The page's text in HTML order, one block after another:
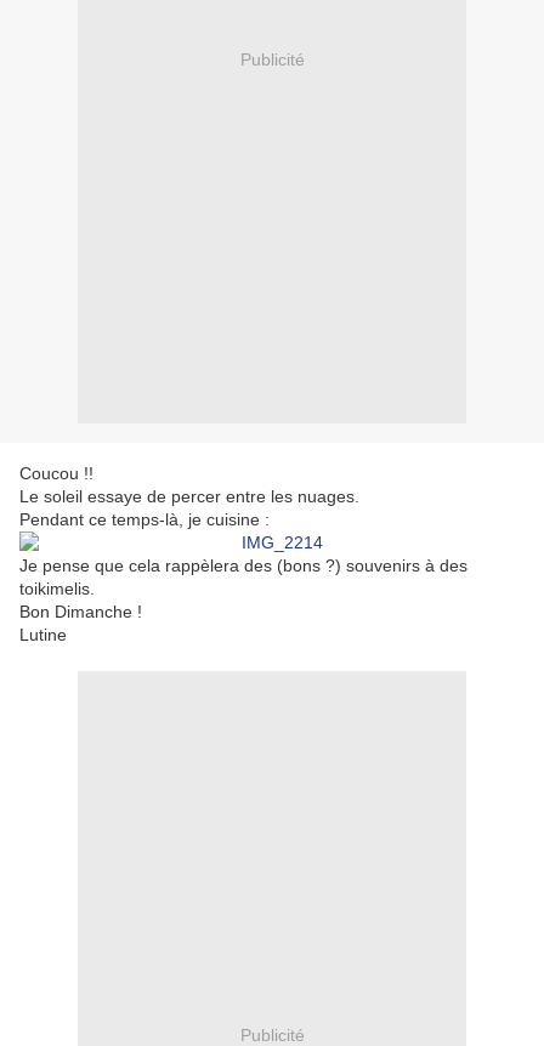
Publicité
Coucou !!
Le soleil essaye de percer entre les nuages.
Pendant ce temps-là, je cuisine :
Je pense que cela rappèlera des (bons ?) souvenirs à des
toikimelis.
Bon Dimanche !
Lutine
Publicité